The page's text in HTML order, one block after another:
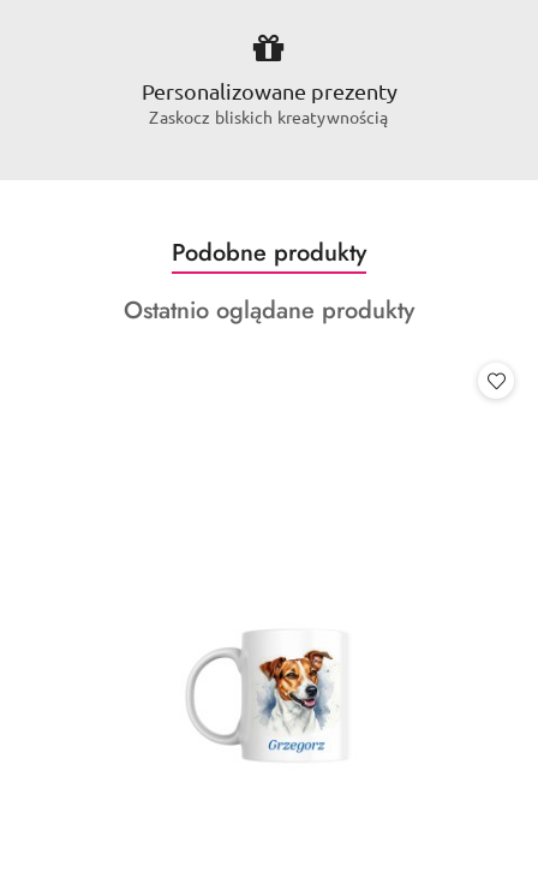
Personalizowane prezenty
Zaskocz bliskich kreatywnością
Pomiń karuzelę produktów
Produkty
o
statusie:
Podobne produkty
Produkty
Ostatnio oglądane produkty